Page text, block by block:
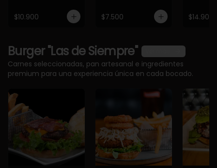
$10.900 $7.500 $14.900
Burger "Las de Siempre"
Carnes seleccionadas, pan artesanal e ingredientes
premium para una experiencia única en cada bocado.